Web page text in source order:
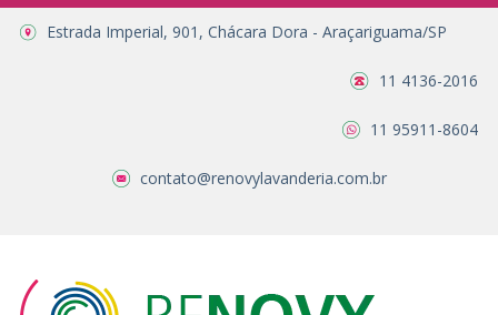
Estrada Imperial, 901, Chácara Dora - Araçariguama/SP
11 4136-2016
11 95911-8604
contato@renovylavanderia.com.br